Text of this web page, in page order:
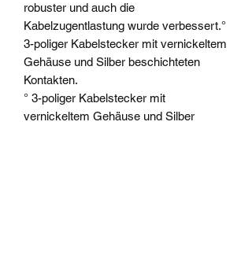
robuster und auch die
Kabelzugentlastung wurde verbessert.°
3-poliger Kabelstecker mit vernickeltem
Gehäuse und Silber beschichteten
Kontakten.
° 3-poliger Kabelstecker mit
vernickeltem Gehäuse und Silber